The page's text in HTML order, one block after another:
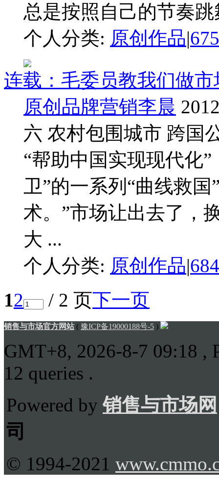
总是按照自己的节奏
个人分类: 原创作品|
连载：毛委员教我们做
原创品牌营销李晨
六 农村包围城市 跨国
“帮助中国实现现代化
卫”的一系列“曲线救
术。”市场让出去了，
大 ...
个人分类: 原创作品|
12 / 2 页下一页
销售与市场官方网站( 豫ICP备19000188号-5 )
GMT+8, 2026-8-7 09:18 ,
12 queries .
Powered by销售与市场网
司
© 1994-2021